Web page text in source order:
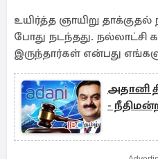
உயிர்த்த ஞாயிறு
போது நடந்தது. நல்லாட்சி
இருந்தார்கள் என்பது
அதானி
-